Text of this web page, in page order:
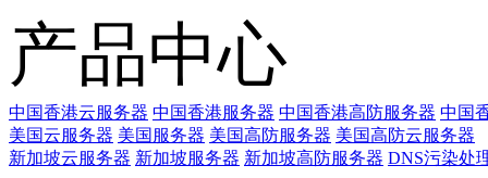
产品中心
中国香港云服务器 中国香港服务器 中国香港高防服务器 中国
美国云服务器 美国服务器 美国高防服务器 美国高防云服务器
新加坡云服务器 新加坡服务器 新加坡高防服务器 DNS污染处